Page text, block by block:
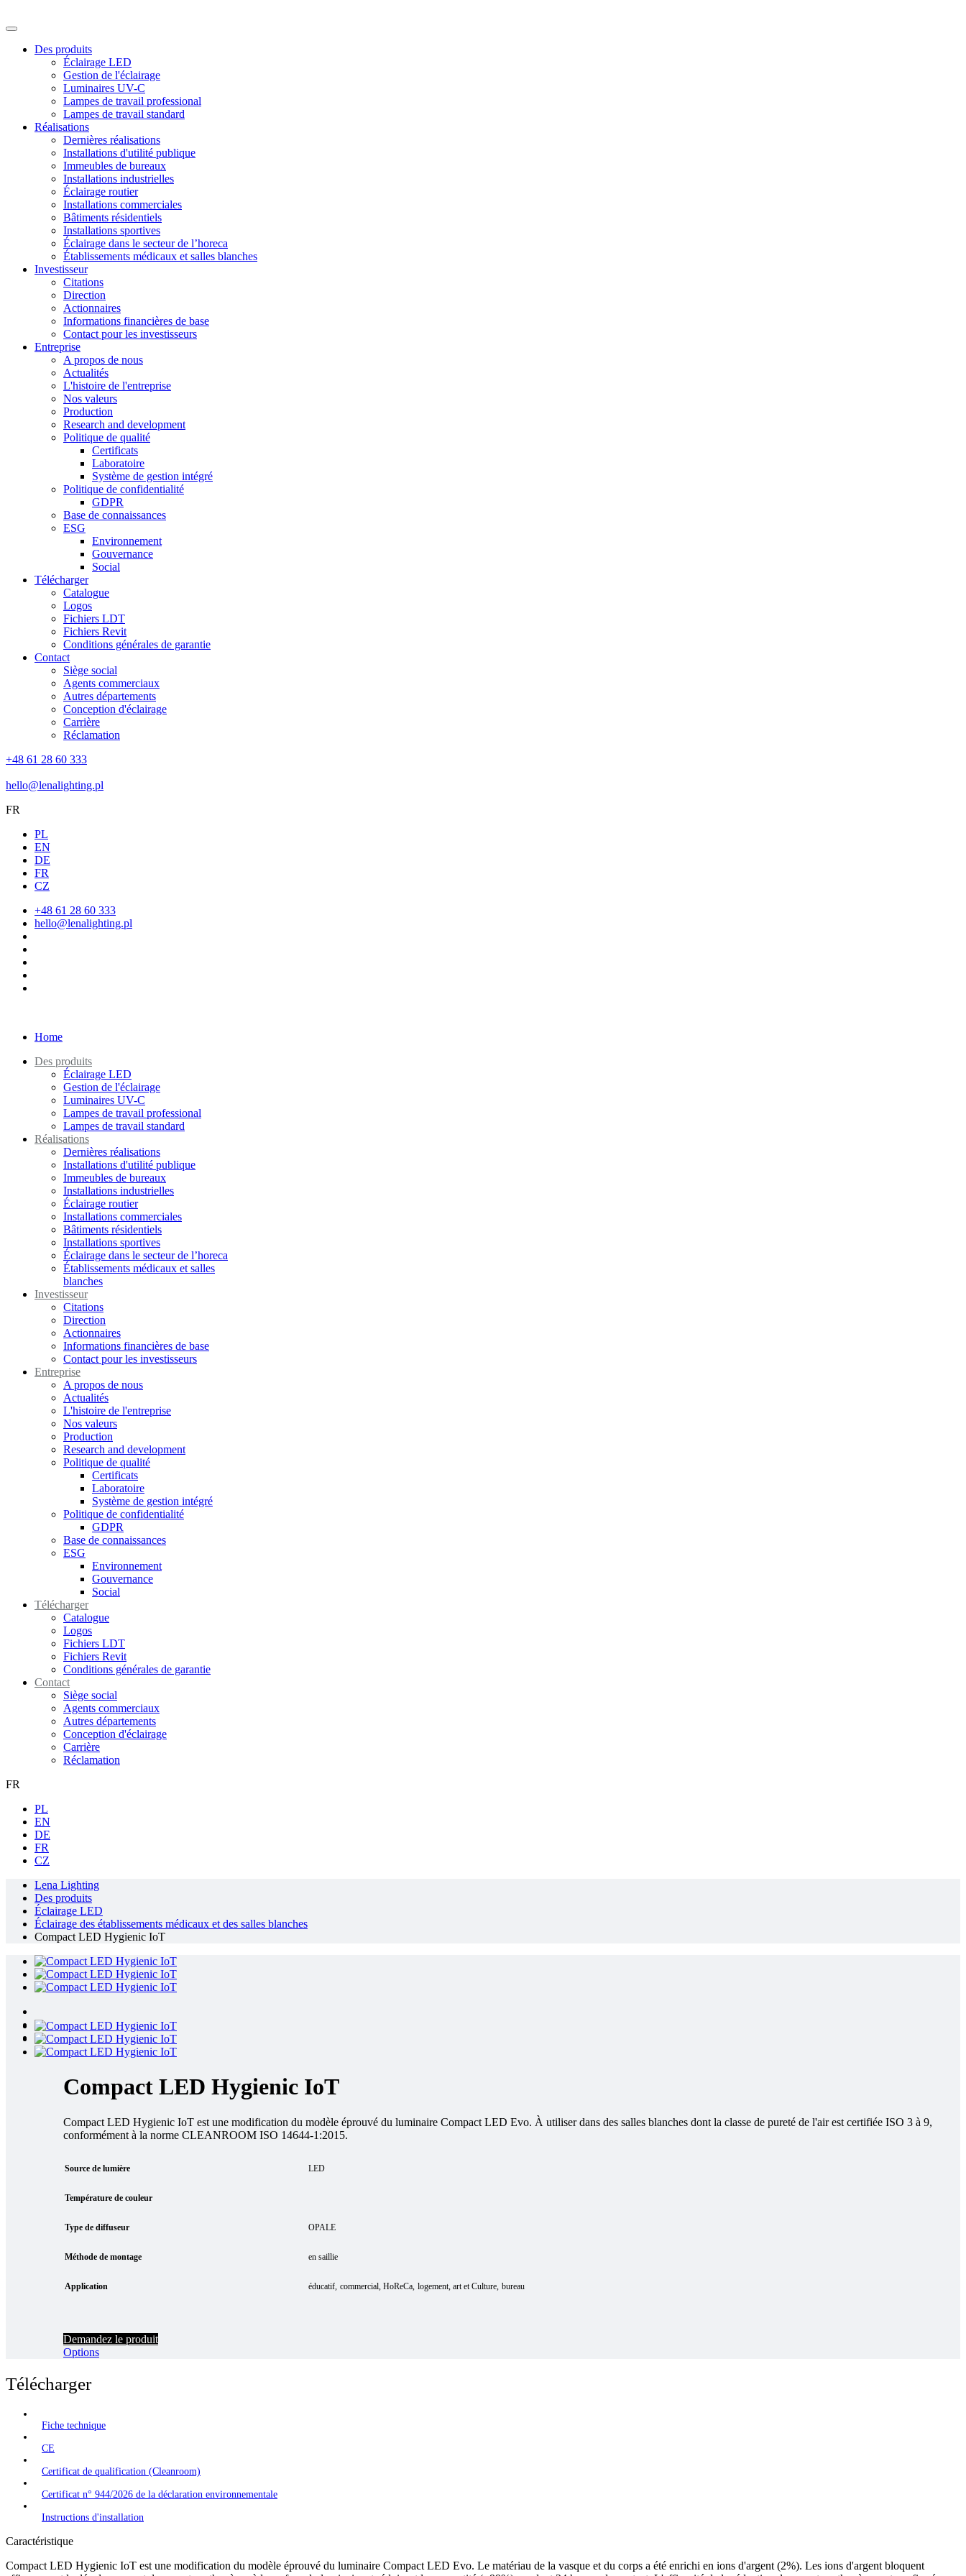
Des produits
Éclairage LED
Gestion de l'éclairage
Luminaires UV-C
Lampes de travail professional
Lampes de travail standard
Réalisations
Dernières réalisations
Installations d'utilité publique
Immeubles de bureaux
Installations industrielles
Éclairage routier
Installations commerciales
Bâtiments résidentiels
Installations sportives
Éclairage dans le secteur de l’horeca
Établissements médicaux et salles blanches
Investisseur
Citations
Direction
Actionnaires
Informations financières de base
Contact pour les investisseurs
Entreprise
A propos de nous
Actualités
L'histoire de l'entreprise
Nos valeurs
Production
Research and development
Politique de qualité
Certificats
Laboratoire
Système de gestion intégré
Politique de confidentialité
GDPR
Base de connaissances
ESG
Environnement
Gouvernance
Social
Télécharger
Catalogue
Logos
Fichiers LDT
Fichiers Revit
Conditions générales de garantie
Contact
Siège social
Agents commerciaux
Autres départements
Conception d'éclairage
Carrière
Réclamation
+48 61 28 60 333
hello@lenalighting.pl
FR
PL
EN
DE
FR
CZ
+48 61 28 60 333
hello@lenalighting.pl
Home
Des produits
Éclairage LED
Gestion de l'éclairage
Luminaires UV-C
Lampes de travail professional
Lampes de travail standard
Réalisations
Dernières réalisations
Installations d'utilité publique
Immeubles de bureaux
Installations industrielles
Éclairage routier
Installations commerciales
Bâtiments résidentiels
Installations sportives
Éclairage dans le secteur de l’horeca
Établissements médicaux et salles
blanches
Investisseur
Citations
Direction
Actionnaires
Informations financières de base
Contact pour les investisseurs
Entreprise
A propos de nous
Actualités
L'histoire de l'entreprise
Nos valeurs
Production
Research and development
Politique de qualité
Certificats
Laboratoire
Système de gestion intégré
Politique de confidentialité
GDPR
Base de connaissances
ESG
Environnement
Gouvernance
Social
Télécharger
Catalogue
Logos
Fichiers LDT
Fichiers Revit
Conditions générales de garantie
Contact
Siège social
Agents commerciaux
Autres départements
Conception d'éclairage
Carrière
Réclamation
FR
PL
EN
DE
FR
CZ
Lena Lighting
Des produits
Éclairage LED
Éclairage des établissements médicaux et des salles blanches
Compact LED Hygienic IoT
Compact LED Hygienic IoT
Compact LED Hygienic IoT est une modification du modèle éprouvé du luminaire Compact LED Evo. À utiliser dans des salles blanches dont la classe de pureté de l'air est certifiée ISO 3 à 9,
conformément à la norme CLEANROOM ISO 14644-1:2015.
Source de lumière LED
Température de couleur
Type de diffuseur OPALE
Méthode de montage en saillie
Application éducatif commercial HoReCa logement art et Culture bureau
Demandez le produit
Options
Télécharger
Fiche technique
CE
Certificat de qualification (Cleanroom)
Certificat n° 944/2026 de la déclaration environnementale
Instructions d'installation
Caractéristique
Compact LED Hygienic IoT est une modification du modèle éprouvé du luminaire Compact LED Evo. Le matériau de la vasque et du corps a été enrichi en ions d'argent (2%). Les ions d'argent bloquent